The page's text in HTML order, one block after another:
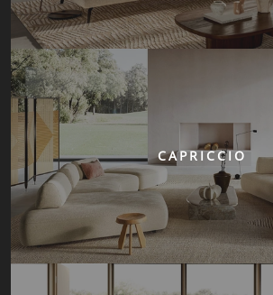
CAPRICCIO